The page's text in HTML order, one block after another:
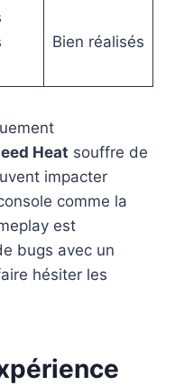
Bien réalisés
Heat souffre de
impacter
comme la
est
bugs avec un
hésiter les